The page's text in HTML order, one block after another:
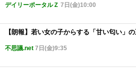
デイリーポータルＺ 7日(金)10:00
【朗報】若い女の子からする「甘い匂い」
不思議.net 7日(金)9:35